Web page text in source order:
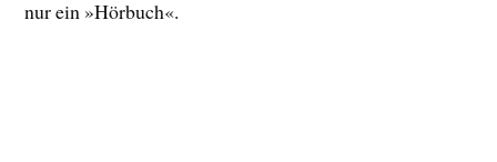
nur ein »Hörbuch«.